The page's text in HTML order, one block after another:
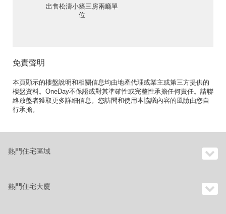
出售松濤小築三房兩廳單
位
免責聲明
本頁顯示的樓盤說明和相關信息均由地產代理或業主或第三方提供的
樓盤資料。OneDay不保證或對其準確性或完整性承擔任何責任。請聯
絡放盤者獲取更多詳細信息。您訪問和使用本協議內容的風險由您自
行承擔。
熱門住宅區域
熱門住宅大廈